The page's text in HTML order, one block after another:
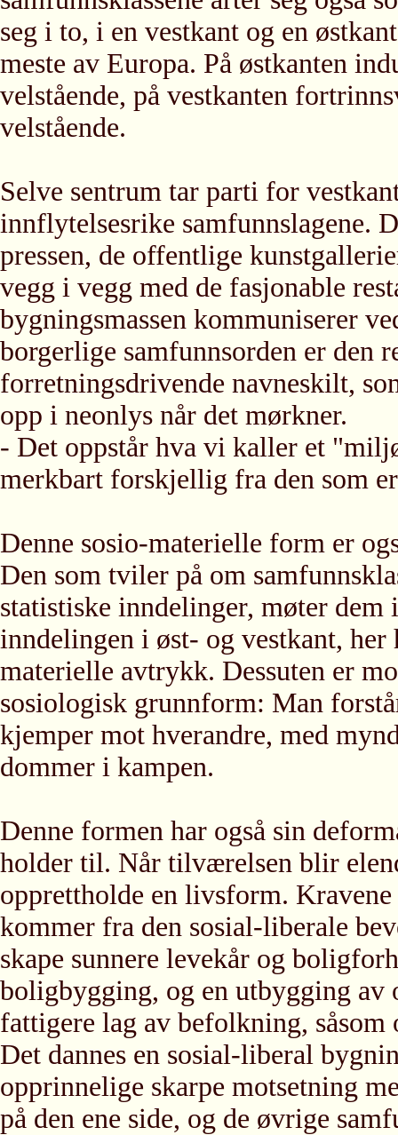
seg i to, i en vestkant og en
meste av Europa. På østkanten
velstående, på vestkanten
velstående.
Selve sentrum tar parti for
innflytelsesrike samfunnslagene.
pressen, de offentlige
vegg i vegg med de fasjonable
bygningsmassen kommuniserer
borgerlige samfunnsorden er den
forretningsdrivende navneskilt,
opp i neonlys når det mørkner.
- Det oppstår hva vi kaller et
merkbart forskjellig fra den som
Denne sosio-materielle form er
Den som tviler på om
statistiske inndelinger, møter
inndelingen i øst- og vestkant, her
materielle avtrykk. Dessuten er
sosiologisk grunnform: Man
kjemper mot hverandre, med
dommer i kampen.
Denne formen har også sin
holder til. Når tilværelsen blir
opprettholde en livsform.
kommer fra den sosial-liberale
skape sunnere levekår og
boligbygging, og en utbygging av
fattigere lag av befolkning,
Det dannes en sosial-liberal
opprinnelige skarpe motsetning
på den ene side, og de øvrige